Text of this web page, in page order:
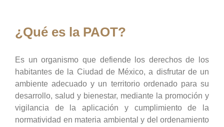
¿Qué es la PAOT?
Es un organismo que defiende los derechos de los
habitantes de la Ciudad de México, a disfrutar de un
ambiente adecuado y un territorio ordenado para su
desarrollo, salud y bienestar, mediante la promoción y
vigilancia de la aplicación y cumplimiento de la
normatividad en materia ambiental y del ordenamiento